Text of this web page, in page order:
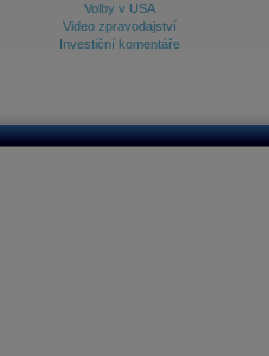
Volby v USA
Video zpravodajství
Investiční komentáře